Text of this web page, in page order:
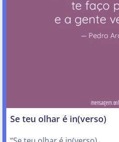
Se teu olhar é in(verso)